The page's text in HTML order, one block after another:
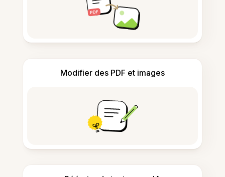
Modifier des PDF et images